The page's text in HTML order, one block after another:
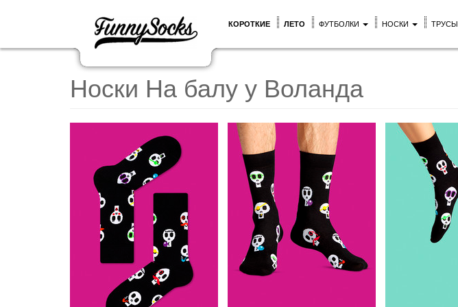
КОРОТКИЕ ЛЕТО ФУТБОЛКИ НОСКИ ТРУСЫ
Носки На балу у Воланда